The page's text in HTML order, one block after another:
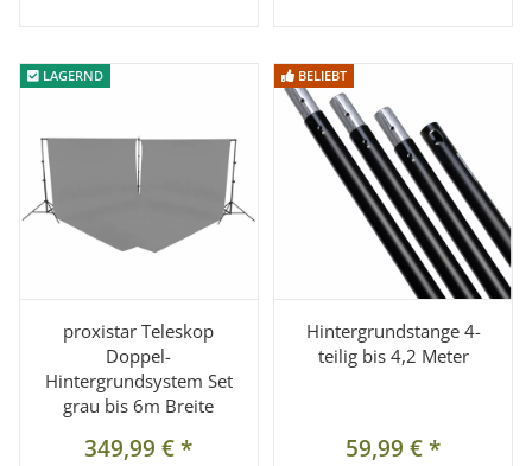
LAGERND
LAGERND
proxistar Teleskop
Doppel-
Hintergrundsystem Set
grau bis 6m Breite
349,99 €*
BELIEBT
BELIEBT
Hintergrundstange 4-
teilig bis 4,2 Meter
59,99 €*